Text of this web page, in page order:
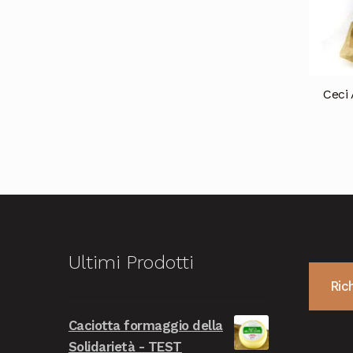
Ceci
Ultimi Prodotti
Caciotta formaggio della
Solidarietà - TEST